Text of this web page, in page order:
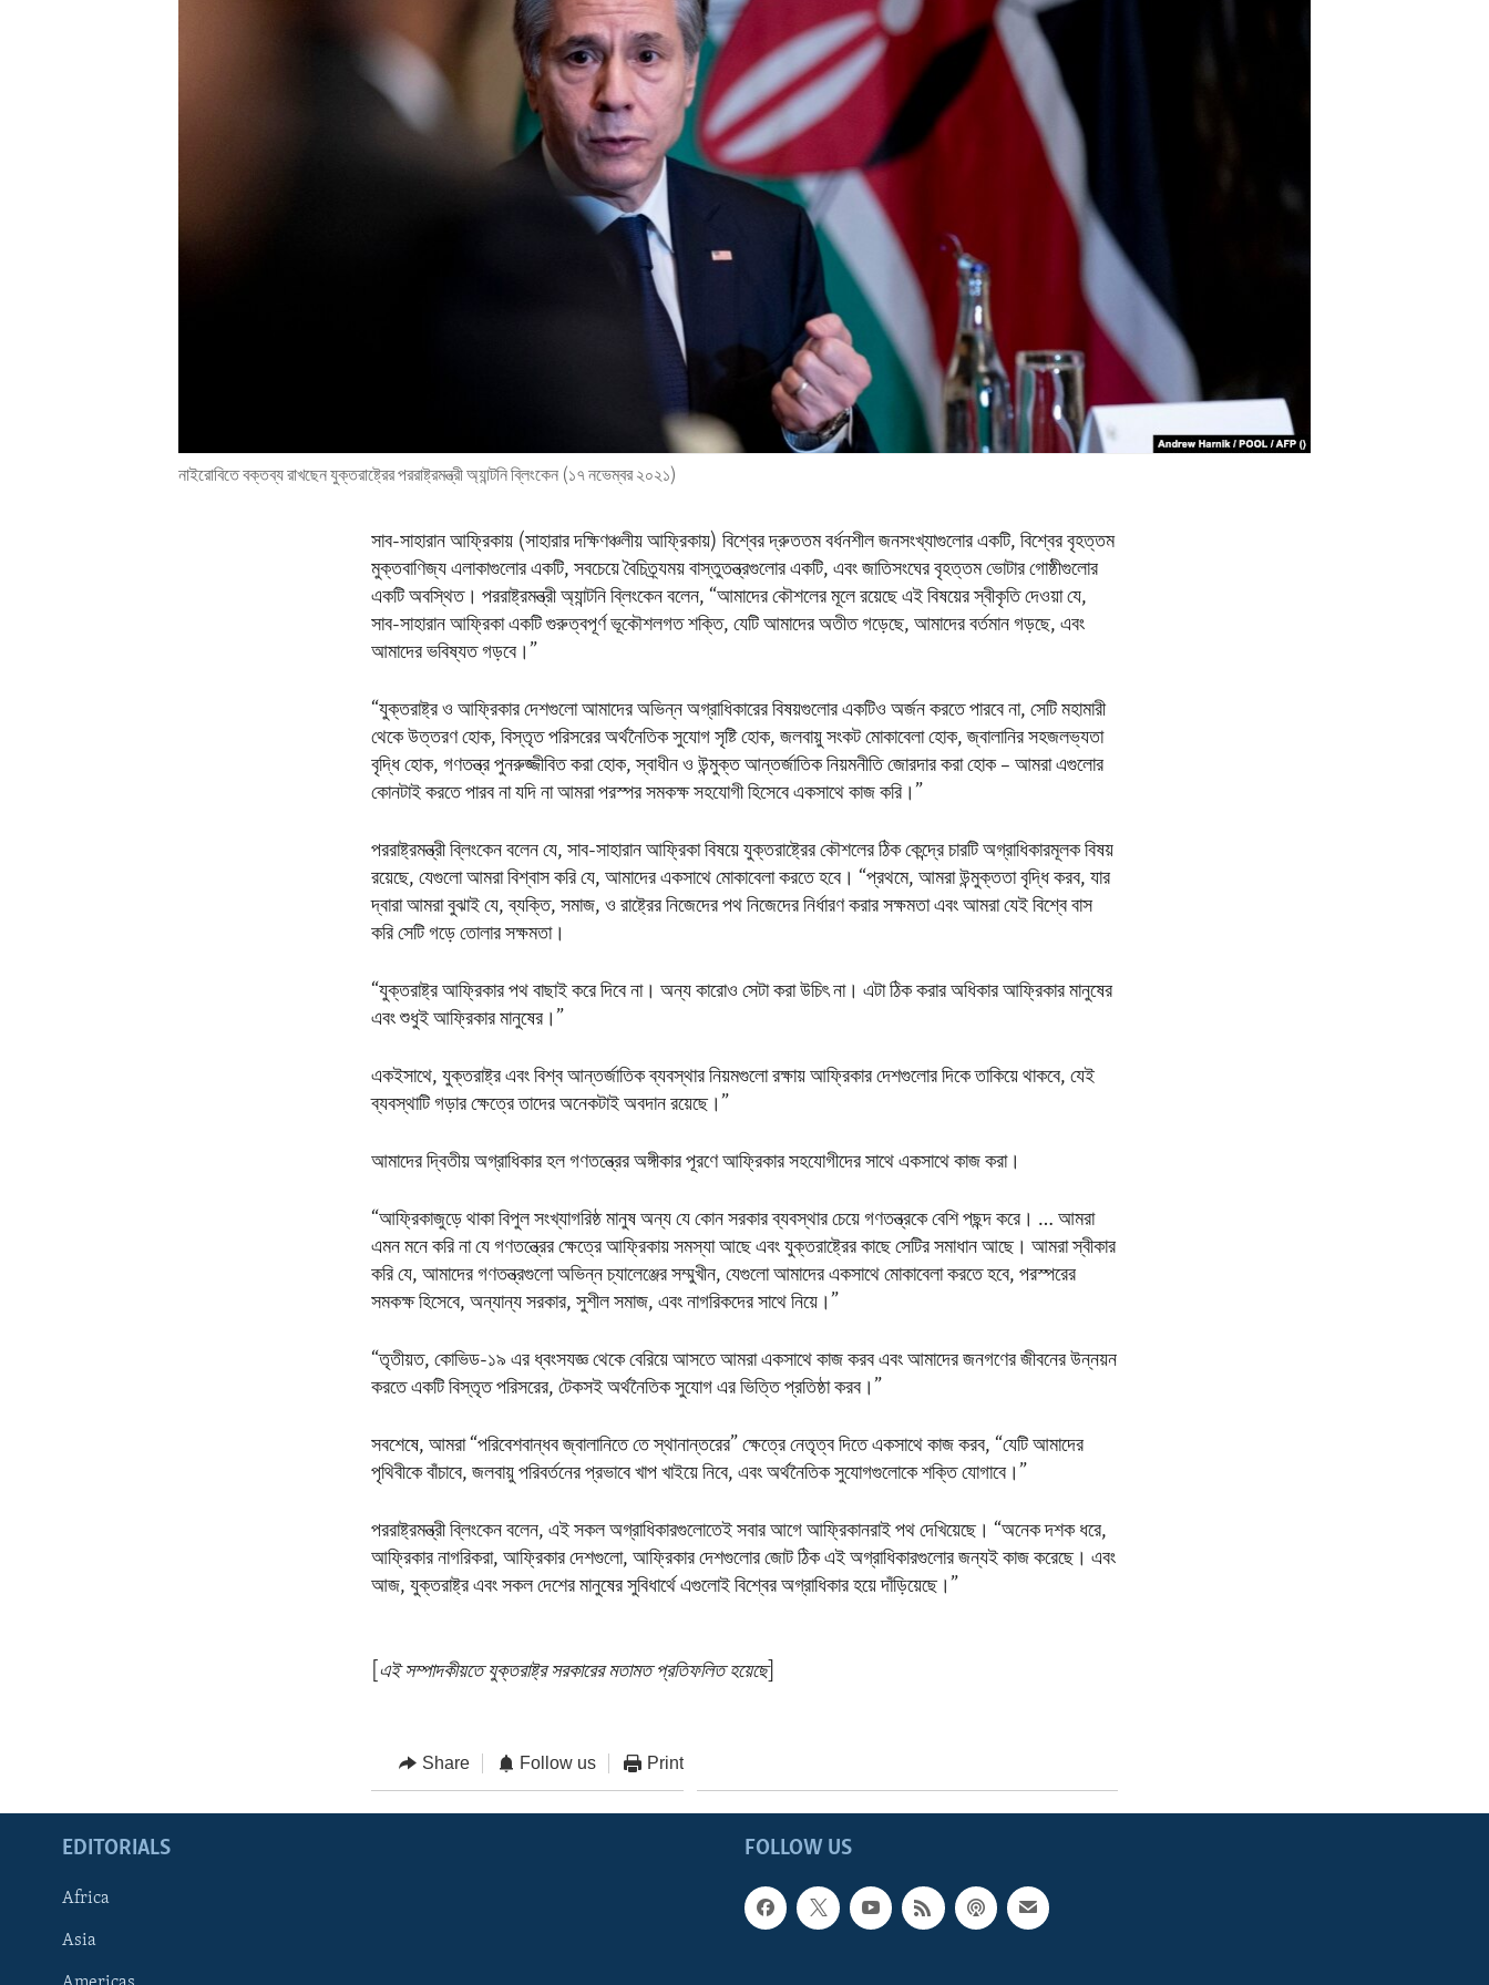
নাইরোবিতে বক্তব্য রাখছেন যুক্তরাষ্ট্রের পররাষ্ট্রমন্ত্রী অ্যান্টনি ব্লিংকেন (১৭ নভেম্বর ২০২১)
সাব-সাহারান আফ্রিকায় (সাহারার দক্ষিণঞ্চলীয় আফ্রিকায়) বিশ্বের দ্রুততম বর্ধনশীল জনসংখ্যাগুলোর একটি, বিশ্বের বৃহত্তম
মুক্তবাণিজ্য এলাকাগুলোর একটি, সবচেয়ে বৈচিত্র্যময় বাস্তুতন্ত্রগুলোর একটি, এবং জাতিসংঘের বৃহত্তম ভোটার গোষ্ঠীগুলোর
একটি অবস্থিত। পররাষ্ট্রমন্ত্রী অ্যান্টনি ব্লিংকেন বলেন, “আমাদের কৌশলের মূলে রয়েছে এই বিষয়ের স্বীকৃতি দেওয়া যে,
সাব-সাহারান আফ্রিকা একটি গুরুত্বপূর্ণ ভূকৌশলগত শক্তি, যেটি আমাদের অতীত গড়েছে, আমাদের বর্তমান গড়ছে, এবং
আমাদের ভবিষ্যত গড়বে।”
“যুক্তরাষ্ট্র ও আফ্রিকার দেশগুলো আমাদের অভিন্ন অগ্রাধিকারের বিষয়গুলোর একটিও অর্জন করতে পারবে না, সেটি মহামারী
থেকে উত্তরণ হোক, বিস্তৃত পরিসরের অর্থনৈতিক সুযোগ সৃষ্টি হোক, জলবায়ু সংকট মোকাবেলা হোক, জ্বালানির সহজলভ্যতা
বৃদ্ধি হোক, গণতন্ত্র পুনরুজ্জীবিত করা হোক, স্বাধীন ও উন্মুক্ত আন্তর্জাতিক নিয়মনীতি জোরদার করা হোক – আমরা এগুলোর
কোনটাই করতে পারব না যদি না আমরা পরস্পর সমকক্ষ সহযোগী হিসেবে একসাথে কাজ করি।”
পররাষ্ট্রমন্ত্রী ব্লিংকেন বলেন যে, সাব-সাহারান আফ্রিকা বিষয়ে যুক্তরাষ্ট্রের কৌশলের ঠিক কেন্দ্রে চারটি অগ্রাধিকারমূলক বিষয়
রয়েছে, যেগুলো আমরা বিশ্বাস করি যে, আমাদের একসাথে মোকাবেলা করতে হবে। “প্রথমে, আমরা উন্মুক্ততা বৃদ্ধি করব, যার
দ্বারা আমরা বুঝাই যে, ব্যক্তি, সমাজ, ও রাষ্ট্রের নিজেদের পথ নিজেদের নির্ধারণ করার সক্ষমতা এবং আমরা যেই বিশ্বে বাস
করি সেটি গড়ে তোলার সক্ষমতা।
“যুক্তরাষ্ট্র আফ্রিকার পথ বাছাই করে দিবে না। অন্য কারোও সেটা করা উচিৎ না। এটা ঠিক করার অধিকার আফ্রিকার মানুষের
এবং শুধুই আফ্রিকার মানুষের।”
একইসাথে, যুক্তরাষ্ট্র এবং বিশ্ব আন্তর্জাতিক ব্যবস্থার নিয়মগুলো রক্ষায় আফ্রিকার দেশগুলোর দিকে তাকিয়ে থাকবে, যেই
ব্যবস্থাটি গড়ার ক্ষেত্রে তাদের অনেকটাই অবদান রয়েছে।”
আমাদের দ্বিতীয় অগ্রাধিকার হল গণতন্ত্রের অঙ্গীকার পূরণে আফ্রিকার সহযোগীদের সাথে একসাথে কাজ করা।
“আফ্রিকাজুড়ে থাকা বিপুল সংখ্যাগরিষ্ঠ মানুষ অন্য যে কোন সরকার ব্যবস্থার চেয়ে গণতন্ত্রকে বেশি পছন্দ করে। … আমরা
এমন মনে করি না যে গণতন্ত্রের ক্ষেত্রে আফ্রিকায় সমস্যা আছে এবং যুক্তরাষ্ট্রের কাছে সেটির সমাধান আছে। আমরা স্বীকার
করি যে, আমাদের গণতন্ত্রগুলো অভিন্ন চ্যালেঞ্জের সম্মুখীন, যেগুলো আমাদের একসাথে মোকাবেলা করতে হবে, পরস্পরের
সমকক্ষ হিসেবে, অন্যান্য সরকার, সুশীল সমাজ, এবং নাগরিকদের সাথে নিয়ে।”
“তৃতীয়ত, কোভিড-১৯ এর ধ্বংসযজ্ঞ থেকে বেরিয়ে আসতে আমরা একসাথে কাজ করব এবং আমাদের জনগণের জীবনের উন্নয়ন
করতে একটি বিস্তৃত পরিসরের, টেকসই অর্থনৈতিক সুযোগ এর ভিত্তি প্রতিষ্ঠা করব।”
সবশেষে, আমরা “পরিবেশবান্ধব জ্বালানিতে তে স্থানান্তরের” ক্ষেত্রে নেতৃত্ব দিতে একসাথে কাজ করব, “যেটি আমাদের
পৃথিবীকে বাঁচাবে, জলবায়ু পরিবর্তনের প্রভাবে খাপ খাইয়ে নিবে, এবং অর্থনৈতিক সুযোগগুলোকে শক্তি যোগাবে।”
পররাষ্ট্রমন্ত্রী ব্লিংকেন বলেন, এই সকল অগ্রাধিকারগুলোতেই সবার আগে আফ্রিকানরাই পথ দেখিয়েছে। “অনেক দশক ধরে,
আফ্রিকার নাগরিকরা, আফ্রিকার দেশগুলো, আফ্রিকার দেশগুলোর জোট ঠিক এই অগ্রাধিকারগুলোর জন্যই কাজ করেছে। এবং
আজ, যুক্তরাষ্ট্র এবং সকল দেশের মানুষের সুবিধার্থে এগুলোই বিশ্বের অগ্রাধিকার হয়ে দাঁড়িয়েছে।”
এই সম্পাদকীয়তে যুক্তরাষ্ট্র সরকারের মতামত প্রতিফলিত হয়েছে]
Share Follow us Print
FOLLOW US
EDITORIALS
Africa
Asia